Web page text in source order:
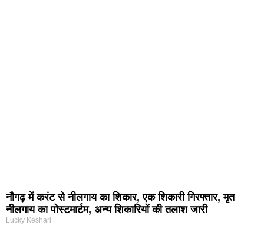
नौगढ़ में करंट से नीलगाय का शिकार, एक शिकारी गिरफ्तार, मृत
नीलगाय का पोस्टमार्टम, अन्य शिकारियों की तलाश जारी
Lucky Keshari